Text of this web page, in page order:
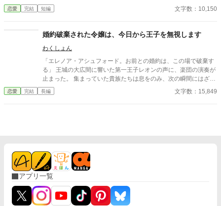
恋愛 完結 短編 文字数：10,150
婚約破棄された令嬢は、今日から王子を無視します
わくしょん
「エレノア・アシュフォード。お前との婚約は、この場で破棄す
る」 王城の大広間に響いた第一王子レオンの声に、楽団の演奏が
止まった。 集まっていた貴族たちは息をのみ、次の瞬間にはざわ
めきが広がる。 エレノアはゆっくりと顔を上げた。 目の前では、
王子が腰に手を回した美しい令嬢――侯爵令嬢セシリアが勝ち誇
恋愛 完結 長編 文字数：15,849
アプリ一覧